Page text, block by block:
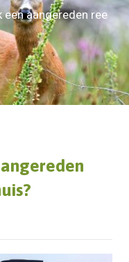
een aangereden ree